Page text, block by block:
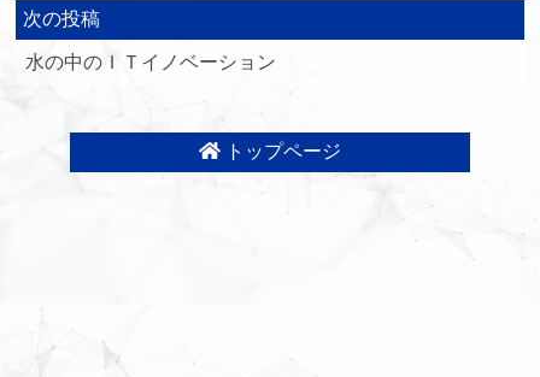
次の投稿
水の中のＩＴイノベーション
トップページ